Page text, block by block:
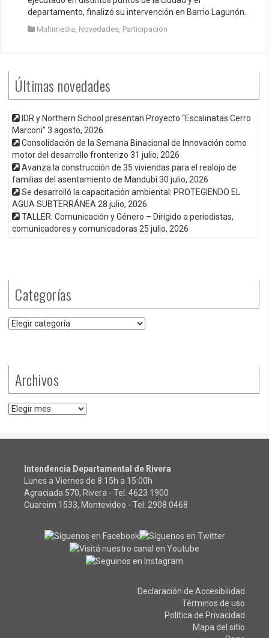
departamento, finalizó su intervención en Barrio Lagunón.
Multimedia, Novedades, Participación
Últimas novedades
IDR y Northern School presentan Proyecto “Escalinatas Cerro
Marconi” 3 agosto, 2026
Consolidación de la Semana Binacional de Innovación como
motor del desarrollo fronterizo 31 julio, 2026
Avanza la construcción de 35 viviendas para el realojo de
familias del asentamiento de Mandubí30 julio, 2026
Se desarrolló la capacitación ambiental: PROTEGIENDO EL
AGUA SUBTERRÁNEA28 julio, 2026
TALLER: Comunicación y Género – Dirigido a periodistas,
comunicadores y comunicadoras 25 julio, 2026
Categorías
Categorías
Archivos
Archivos
Intendencia Departamental de Rivera
Lunes a Viernes de 8:15h a 15:00h
Agraciada 570, Rivera - Tel. 4623 1900
Cuareim 1533, Montevideo - Tel. 2908 0468
Declaración de Accesibilidad
Términos de uso
Política de Privacidad
Mapa del sitio